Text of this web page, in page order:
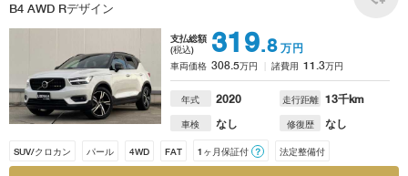
B4 AWD Rデザイン
支払総額
(税込)
319.8 万円
車両価格 308.5万円 諸費用 11.3万円
年式 2020 走行距離 13千km
車検 なし 修復歴 なし
SUV/クロカン パール 4WD FAT 1ヶ月保証付 ？ 法定整備付